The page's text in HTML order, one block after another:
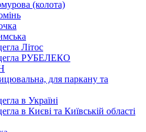
(колота)
Літос
РУБЕЛЕКО
для паркану та
в Україні
в Києві та Київській області